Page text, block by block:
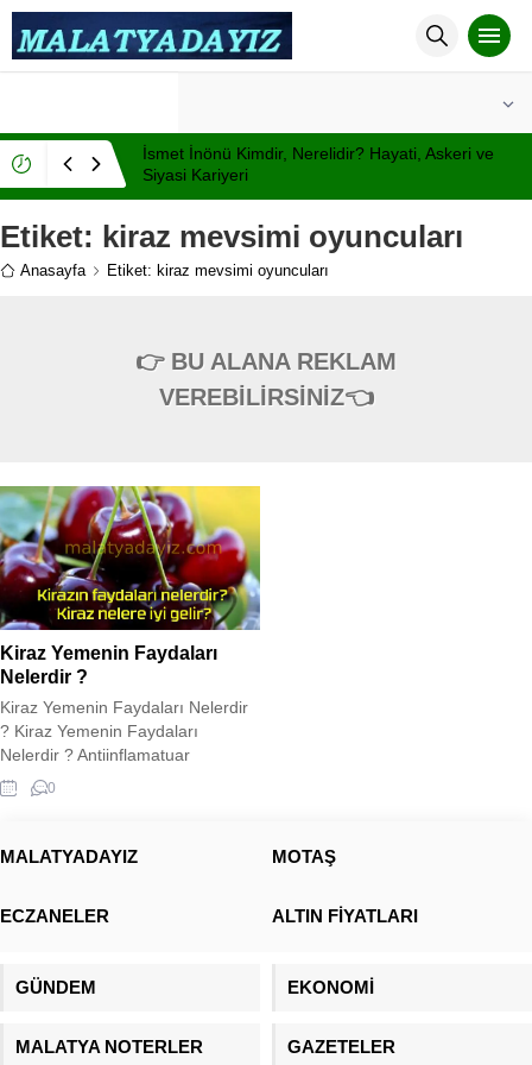
İsmet İnönü Kimdir, Nerelidir? Hayati, Askeri ve
Siyasi Kariyeri
Etiket: kiraz mevsimi oyuncuları
Anasayfa Etiket: kiraz mevsimi oyuncuları
👉 BU ALANA REKLAM
VEREBİLİRSİNİZ👈
Kiraz Yemenin Faydaları
Nelerdir ?
Kiraz Yemenin Faydaları Nelerdir
? Kiraz Yemenin Faydaları
Nelerdir ? Antiinflamatuar
özelliklere sahip bir antioksidan
deposu olan kiraz, iltihaplanma ve
Kirazın faydaları hakkında daha
Kiraz ağaçta çiçek açarak baharı,
0
MALATYADAYIZ MOTAŞ
ECZANELER ALTIN FİYATLARI
GÜNDEM EKONOMİ
MALATYA NOTERLER GAZETELER